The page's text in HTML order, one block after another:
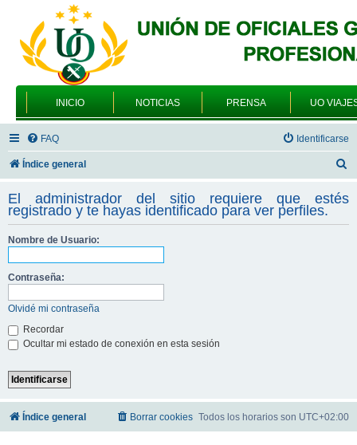
INICIO NOTICIAS PRENSA UO
FAQ Identificarse
Índice general
s
c
El administrador del sitio requiere que estés
registrado y te hayas identificado para ver perfiles.
Nombre de Usuario:
Contraseña:
Olvidé mi contraseña
Recordar
Ocultar mi estado de conexión en esta sesión
Índice general Todos los horarios son UTC+02:00
Borrar cookies